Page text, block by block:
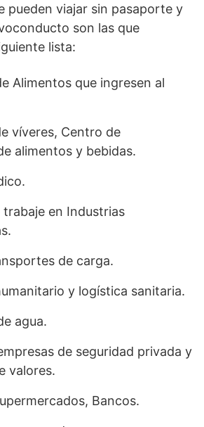
pueden viajar sin pasaporte y
son las que
lista:
Alimentos que ingresen al
víveres, Centro de
alimentos y bebidas.
trabaje en Industrias
de carga.
y logística sanitaria.
agua.
de seguridad privada y
valores.
Bancos.